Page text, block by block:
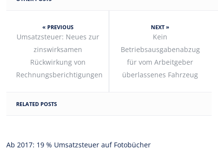
« PREVIOUS
Umsatzsteuer: Neues zur
zinswirksamen
Rückwirkung von
Rechnungsberichtigungen
NEXT »
Kein
Betriebsausgabenabzug
für vom Arbeitgeber
überlassenes Fahrzeug
RELATED POSTS
Ab 2017: 19 % Umsatzsteuer auf Fotobücher